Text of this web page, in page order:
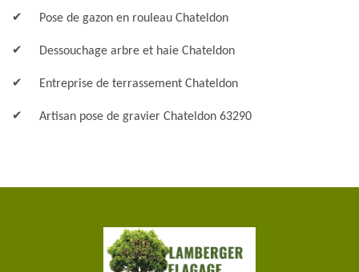
Pose de gazon en rouleau Chateldon
Dessouchage arbre et haie Chateldon
Entreprise de terrassement Chateldon
Artisan pose de gravier Chateldon 63290